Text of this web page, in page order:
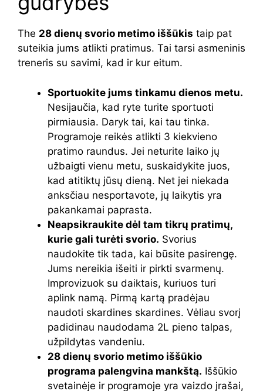
The 28 dienų svorio metimo iššūkis taip pat
suteikia jums atlikti pratimus. Tai tarsi asmeninis
treneris su savimi, kad ir kur eitum.
Sportuokite jums tinkamu dienos metu.
Nesijaučia, kad ryte turite sportuoti
pirmiausia. Daryk tai, kai tau tinka.
Programoje reikės atlikti 3 kiekvieno
pratimo raundus. Jei neturite laiko jų
užbaigti vienu metu, suskaidykite juos,
kad atitiktų jūsų dieną. Net jei niekada
anksčiau nesportavote, jų laikytis yra
pakankamai paprasta.
Neapsikraukite dėl tam tikrų pratimų,
kurie gali turėti svorio. Svorius
naudokite tik tada, kai būsite pasirengę.
Jums nereikia išeiti ir pirkti svarmenų.
Improvizuok su daiktais, kuriuos turi
aplink namą. Pirmą kartą pradėjau
naudoti skardines skardines. Vėliau svorį
padidinau naudodama 2L pieno talpas,
užpildytas vandeniu.
28 dienų svorio metimo iššūkio
programa palengvina mankštą. Iššūkio
svetainėje ir programoje yra vaizdo įrašai,